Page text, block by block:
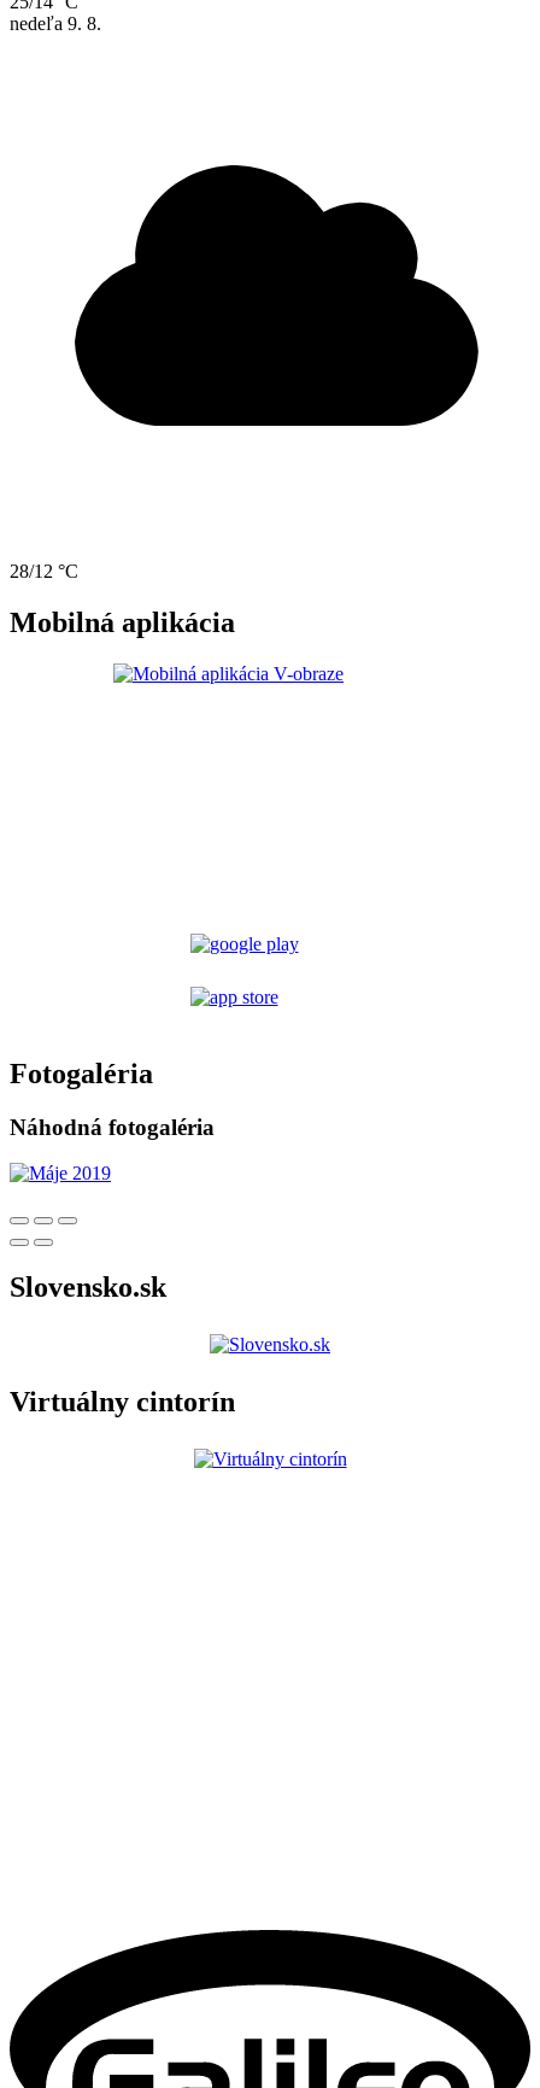
nedeľa 9. 8.
28/12 °C
Mobilná aplikácia
Fotogaléria
Náhodná fotogaléria
Slovensko.sk
Virtuálny cintorín